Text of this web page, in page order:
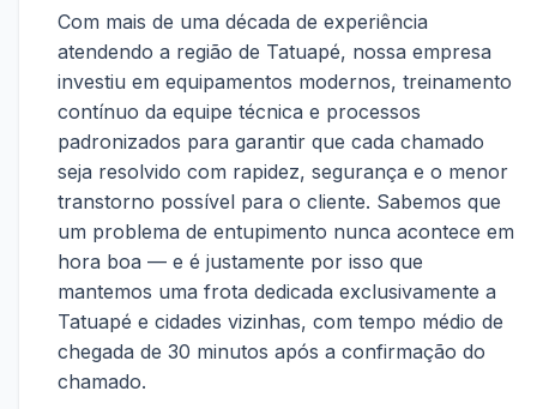
Com mais de uma década de experiência
atendendo a região de Tatuapé, nossa empresa
investiu em equipamentos modernos, treinamento
contínuo da equipe técnica e processos
padronizados para garantir que cada chamado
seja resolvido com rapidez, segurança e o menor
transtorno possível para o cliente. Sabemos que
um problema de entupimento nunca acontece em
hora boa — e é justamente por isso que
mantemos uma frota dedicada exclusivamente a
Tatuapé e cidades vizinhas, com tempo médio de
chegada de 30 minutos após a confirmação do
chamado.